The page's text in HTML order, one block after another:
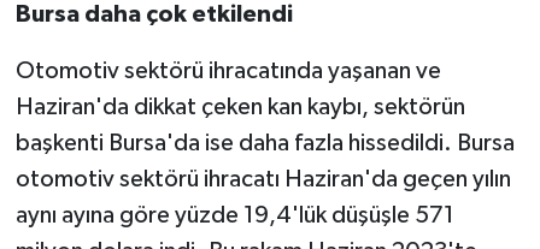
Bursa daha çok etkilendi
Otomotiv sektörü ihracatında yaşanan ve
Haziran'da dikkat çeken kan kaybı, sektörün
başkenti Bursa'da ise daha fazla hissedildi. Bursa
otomotiv sektörü ihracatı Haziran'da geçen yılın
aynı ayına göre yüzde 19,4'lük düşüşle 571